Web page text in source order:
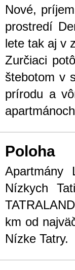
Nové,
prostredí
lete tak aj v
Zurčiaci
štebotom v
prírodu a
Poloha
Apartmány
Nízkych
km od
Nízke Tatry.